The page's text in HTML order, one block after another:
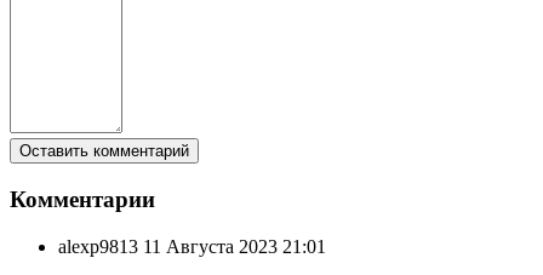
Комментарии
alexp9813 11 Августа 2023 21:01